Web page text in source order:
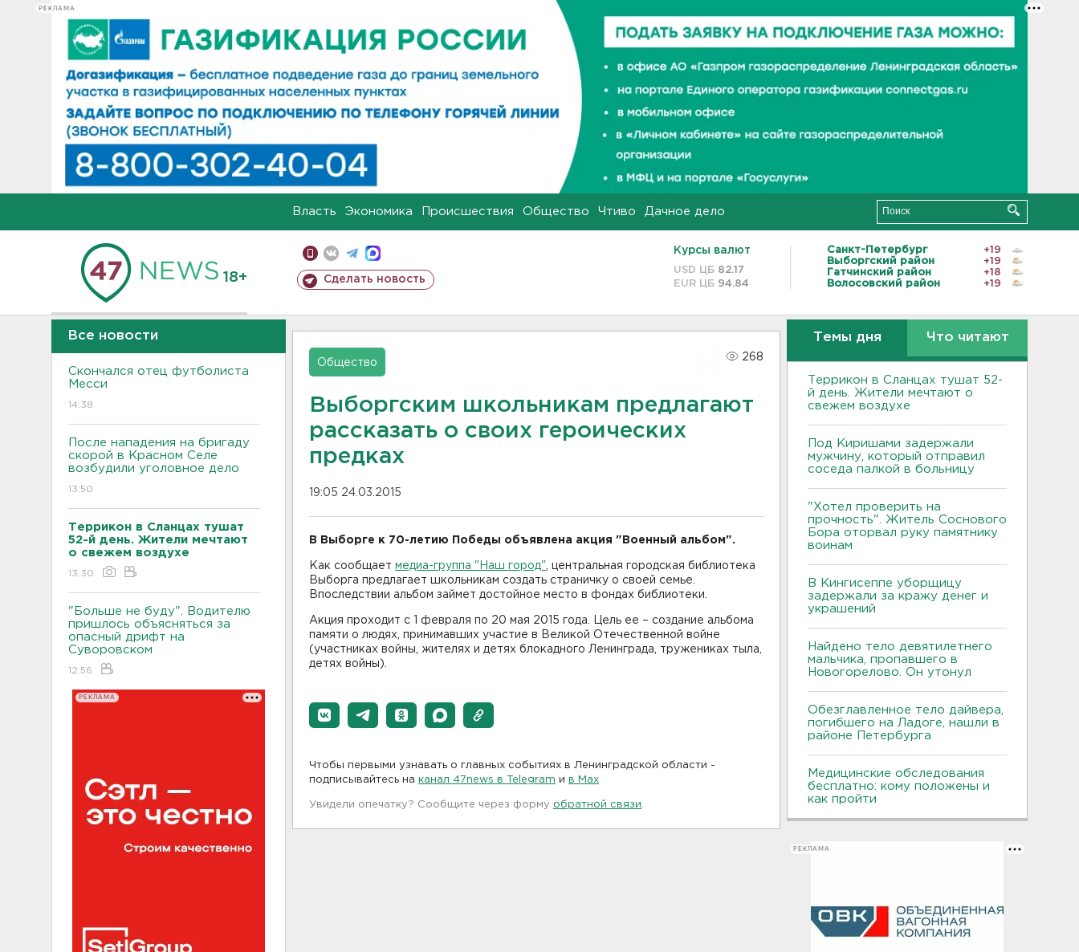
РЕКЛАМА
Власть Экономика Происшествия Общество Чтиво Дачное дело
18+ Сделать новость
Курсы валют
USD ЦБ 82.17
EUR ЦБ 94.84
Санкт-Петербург
+19
Выборгский район
+19
Гатчинский район
+18
Волосовский район
+19
Все новости
Скончался отец футболиста
Месси
14:38
После нападения на бригаду
скорой в Красном Селе
возбудили уголовное дело
13:50
Террикон в Сланцах тушат
52-й день. Жители мечтают
о свежем воздухе
13:30
"Больше не буду". Водителю
пришлось объясняться за
опасный дрифт на
Суворовском
12:56
РЕКЛАМА
Общество
268
Выборгским школьникам предлагают
рассказать о своих героических
предках
19:05 24.03.2015
В Выборге к 70-летию Победы объявлена акция "Военный альбом".
Как сообщает медиа-группа "Наш город" , центральная городская библиотека
Выборга предлагает школьникам создать страничку о своей семье.
Впоследствии альбом займет достойное место в фондах библиотеки.
Акция проходит с 1 февраля по 20 мая 2015 года. Цель ее – создание альбома
памяти о людях, принимавших участие в Великой Отечественной войне
(участниках войны, жителях и детях блокадного Ленинграда, тружениках тыла,
детях войны).
Чтобы первыми узнавать о главных событиях в Ленинградской области -
подписывайтесь на канал 47news в Telegram и в Maх
Увидели опечатку? Сообщите через форму обратной связи
Темы дня Что читают
Террикон в Сланцах тушат 52-
й день. Жители мечтают о
свежем воздухе
Под Киришами задержали
мужчину, который отправил
соседа палкой в больницу
"Хотел проверить на
прочность". Житель Соснового
Бора оторвал руку памятнику
воинам
В Кингисеппе уборщицу
задержали за кражу денег и
украшений
Найдено тело девятилетнего
мальчика, пропавшего в
Новогорелово. Он утонул
Обезглавленное тело дайвера,
погибшего на Ладоге, нашли в
районе Петербурга
Медицинские обследования
бесплатно: кому положены и
как пройти
РЕКЛАМА